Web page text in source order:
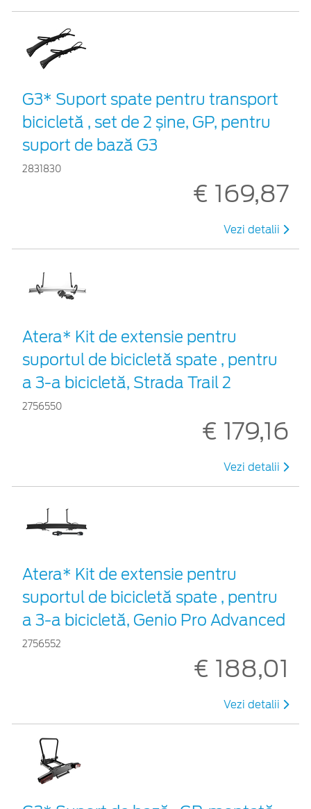
G3* Suport spate pentru transport
bicicletă , set de 2 șine, GP, pentru
suport de bază G3
2831830
€ 169,87
Vezi detalii
Atera* Kit de extensie pentru
suportul de bicicletă spate , pentru
a 3-a bicicletă, Strada Trail 2
2756550
€ 179,16
Vezi detalii
Atera* Kit de extensie pentru
suportul de bicicletă spate , pentru
a 3-a bicicletă, Genio Pro Advanced
2756552
€ 188,01
Vezi detalii